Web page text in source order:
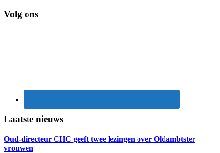
Volg ons
Laatste nieuws
Oud-directeur CHC geeft twee lezingen over Oldambtster
vrouwen